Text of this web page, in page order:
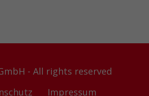
- All rights reserved
Impressum